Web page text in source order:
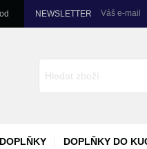
NEWSLETTER Váš e-mail
DOPLŇKY DO